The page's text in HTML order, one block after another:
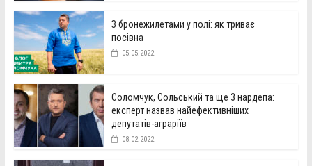
З бронежилетами у полі: як триває
посівна
05.05.2022
Соломчук, Сольський та ще 3 нардепа:
експерт назвав найефективніших
депутатів-аграріїв
08.02.2022